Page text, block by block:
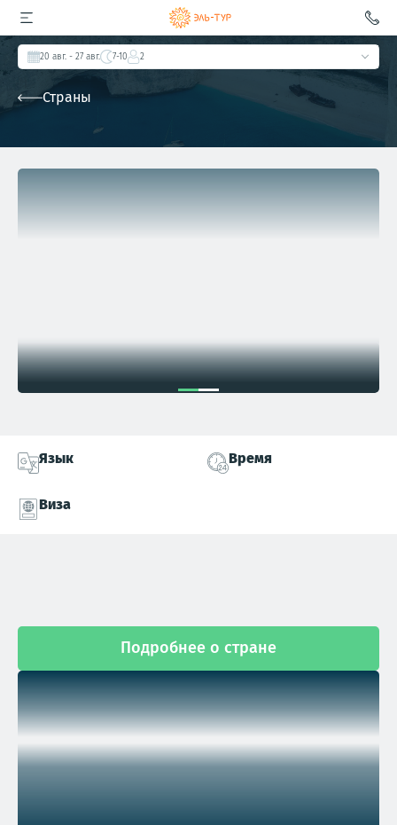
20 авг. - 27 авг. 7-10 2
Страны
Язык Время
Виза
Подробнее о стране